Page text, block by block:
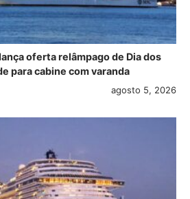
oferta relâmpago de Dia dos
para cabine com varanda
agosto 5, 2026